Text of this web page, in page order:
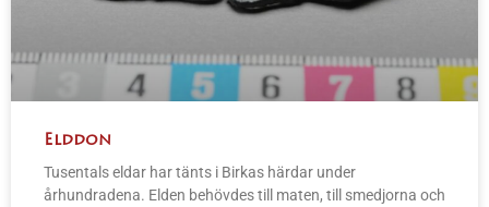
Elddon
Tusentals eldar har tänts i Birkas härdar under
århundradena. Elden behövdes till maten, till smedjorna och